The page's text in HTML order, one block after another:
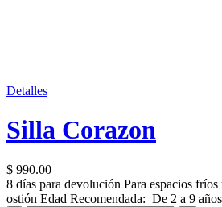
Detalles
Silla Corazon
$ 990.00
8 días para devolución Para espacios
ostión Edad Recomendada: De 2 a 9